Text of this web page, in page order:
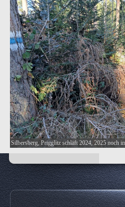
Silbersberg, Prigglitz schläft 2024, 2025 noch